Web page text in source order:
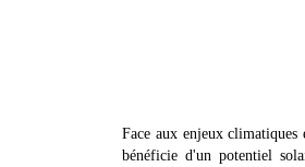
Face aux enjeux
bénéficie d'un potentiel